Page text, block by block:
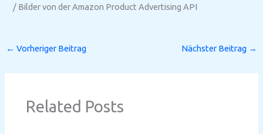
/ Bilder von der Amazon Product Advertising API
← Vorheriger Beitrag Nächster Beitrag →
Related Posts